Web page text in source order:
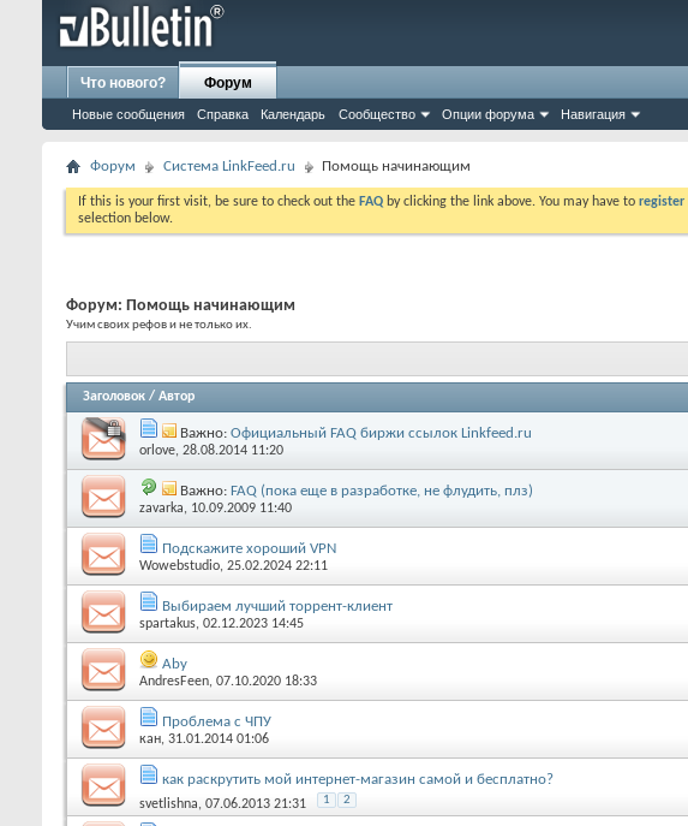
Что нового? Форум
Новые сообщения Справка Календарь Сообщество Опции форума Навигация
Форум Система LinkFeed.ru Помощь начинающим
If this is your first visit, be sure to check out the FAQ by clicking the link above. You may have to register
selection below.
Форум: Помощь начинающим
Учим своих рефов и не только их.
Заголовок / Автор
Важно: Официальный FAQ биржи ссылок Linkfeed.ru
orlove, 28.08.2014 11:20
Важно: FAQ (пока еще в разработке, не флудить, плз)
zavarka, 10.09.2009 11:40
Подскажите хороший VPN
Wowebstudio, 25.02.2024 22:11
Выбираем лучший торрент-клиент
spartakus, 02.12.2023 14:45
Aby
AndresFeen, 07.10.2020 18:33
Проблема с ЧПУ
кан, 31.01.2014 01:06
как раскрутить мой интернет-магазин самой и бесплатно?
svetlishna, 07.06.2013 21:31 1 2